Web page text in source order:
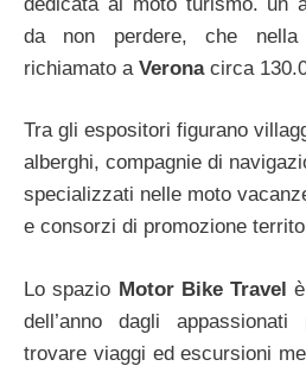
da non perdere, che
richiamato a Veronacirca
Tra gli espositori figurano
alberghi, compagnie di
specializzati nelle moto
e consorzi di promozione
Lo spazio Motor Bike Travel
dell’anno dagli
trovare viaggi ed escursioni